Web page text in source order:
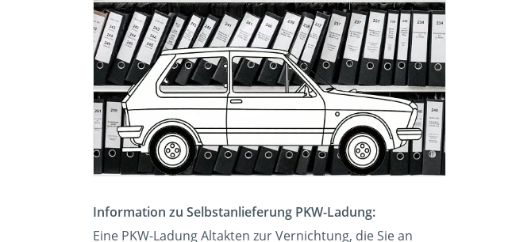
Information zu Selbstanlieferung PKW-Ladung:
Eine PKW-Ladung Altakten zur Vernichtung, die Sie an